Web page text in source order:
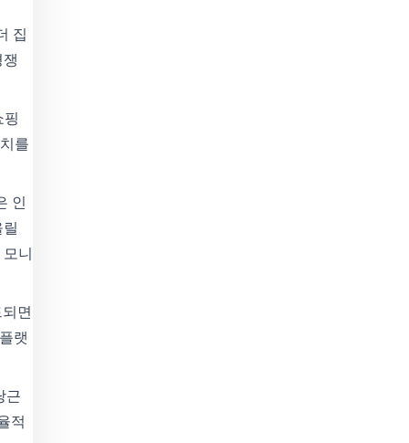
집
핑
를
인
니
면
랫
근
적